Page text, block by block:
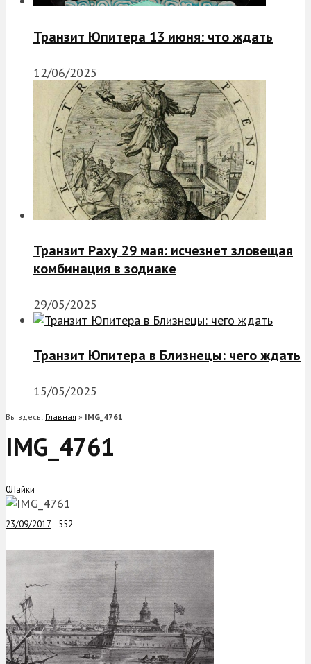
Транзит Юпитера 13 июня: что ждать
12/06/2025
Транзит Раху 29 мая: исчезнет зловещая
комбинация в зодиаке
29/05/2025
Транзит Юпитера в Близнецы: чего ждать
15/05/2025
Вы здесь: Главная » IMG_4761
IMG_4761
0Лайки
23/09/2017 552